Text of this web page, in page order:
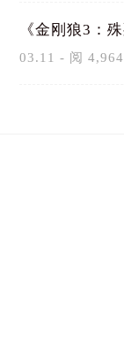
《金刚狼3：
03.11 - 阅 4,964